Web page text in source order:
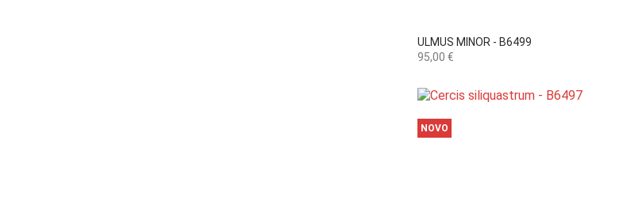
ULMUS MINOR - B6499
Preço
95,00 €
 Vista rápida
NOVO